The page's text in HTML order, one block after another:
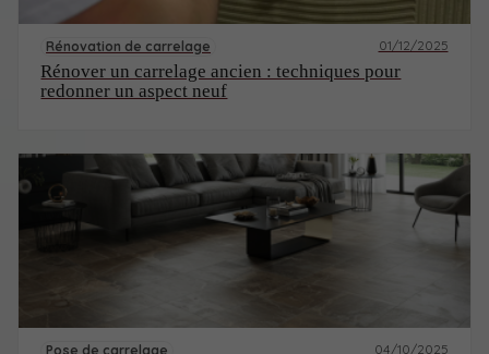
Rénovation de carrelage 01/12/2025
Rénover un carrelage ancien : techniques pour
redonner un aspect neuf
Pose de carrelage 04/10/2025